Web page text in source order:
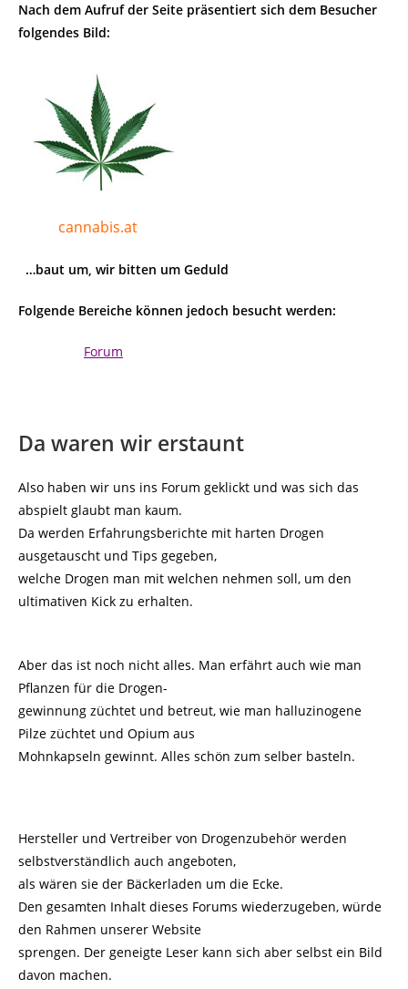
Nach dem Aufruf der Seite präsentiert sich dem Besucher
folgendes Bild:
cannabis.at
…baut um, wir bitten um Geduld
Folgende Bereiche können jedoch besucht werden:
Forum
Da waren wir erstaunt
Also haben wir uns ins Forum geklickt und was sich das
abspielt glaubt man kaum.
Da werden Erfahrungsberichte mit harten Drogen
ausgetauscht und Tips gegeben,
welche Drogen man mit welchen nehmen soll, um den
ultimativen Kick zu erhalten.
Aber das ist noch nicht alles. Man erfährt auch wie man
Pflanzen für die Drogen-
gewinnung züchtet und betreut, wie man halluzinogene
Pilze züchtet und Opium aus
Mohnkapseln gewinnt. Alles schön zum selber basteln.
Hersteller und Vertreiber von Drogenzubehör werden
selbstverständlich auch angeboten,
als wären sie der Bäckerladen um die Ecke.
Den gesamten Inhalt dieses Forums wiederzugeben, würde
den Rahmen unserer Website
sprengen. Der geneigte Leser kann sich aber selbst ein Bild
davon machen.